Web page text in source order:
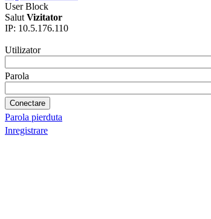
User Block
Salut Vizitator
IP: 10.5.176.110
Utilizator
Parola
Parola pierduta
Inregistrare